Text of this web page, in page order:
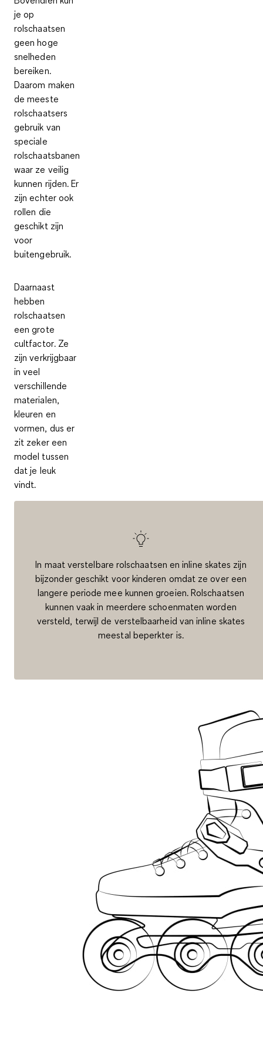
je op
rolschaatsen
geen hoge
snelheden
bereiken.
Daarom maken
de meeste
rolschaatsers
gebruik van
speciale
rolschaatsbanen
waar ze veilig
kunnen rijden. Er
zijn echter ook
rollen die
geschikt zijn
voor
buitengebruik.
Daarnaast
hebben
rolschaatsen
een grote
cultfactor. Ze
zijn verkrijgbaar
in veel
verschillende
materialen,
kleuren en
vormen, dus er
zit zeker een
model tussen
dat je leuk
vindt.
In maat verstelbare rolschaatsen en inline skates zijn
bijzonder geschikt voor kinderen omdat ze over een
langere periode mee kunnen groeien. Rolschaatsen
kunnen vaak in meerdere schoenmaten worden
versteld, terwijl de verstelbaarheid van inline skates
meestal beperkter is.